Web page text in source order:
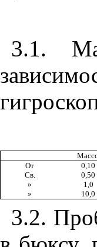
3.1.
От
0,10
Св.
0,50
»
1,0
»
10,0
3.2.